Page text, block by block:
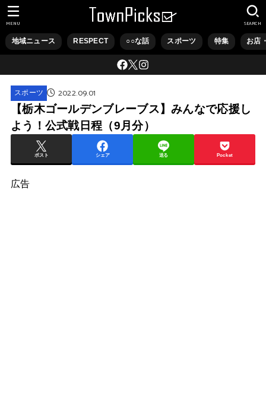
地域ニュース RESPECT ○○な話 スポーツ 特集 お店
SEARCH
MENU
スポーツ 2022.09.01
【栃木ゴールデンブレーブス】みんなで応援し
よう！公式戦日程（9月分）
ポスト シェア 送る Pocket
広告